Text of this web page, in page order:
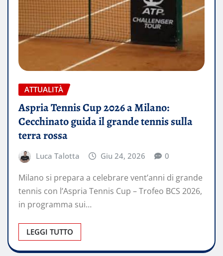
ATTUALITÀ
Aspria Tennis Cup 2026 a Milano:
Cecchinato guida il grande tennis sulla
terra rossa
Luca Talotta Giu 24, 2026 0
Milano si prepara a celebrare vent’anni di grande
tennis con l’Aspria Tennis Cup – Trofeo BCS 2026,
in programma sui…
LEGGI TUTTO